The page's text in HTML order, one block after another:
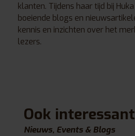
klanten. Tijdens haar tijd bij
boeiende blogs en
kennis en inzichten over het
lezers.
Ook interessant
Nieuws, Events & Blogs